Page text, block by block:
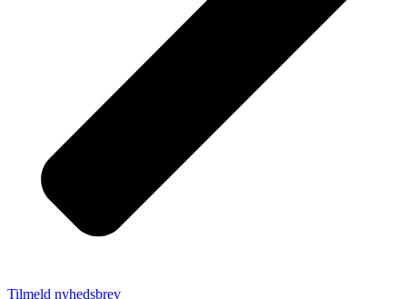
Tilmeld nyhedsbrev